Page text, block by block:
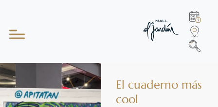
El cuaderno más
cool